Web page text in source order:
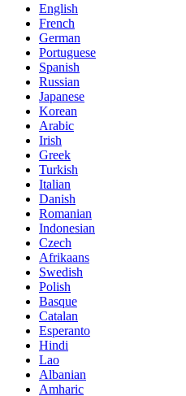
English
French
German
Portuguese
Spanish
Russian
Japanese
Korean
Arabic
Irish
Greek
Turkish
Italian
Danish
Romanian
Indonesian
Czech
Afrikaans
Swedish
Polish
Basque
Catalan
Esperanto
Hindi
Lao
Albanian
Amharic